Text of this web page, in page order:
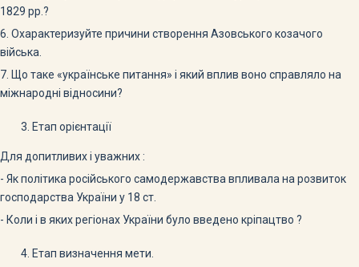
1829 рр.?
6. Охарактеризуйте причини створення Азовського козачого
війська.
7. Що таке «українське питання» і який вплив воно справляло на
міжнародні відносини?
Етап орієнтації
Для допитливих і уважних :
- Як політика російського самодержавства впливала на розвиток
господарства України у 18 ст.
- Коли і в яких регіонах України було введено кріпацтво ?
Етап визначення мети.